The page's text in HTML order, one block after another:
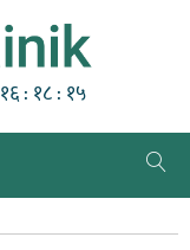
१६ : १८ : १६